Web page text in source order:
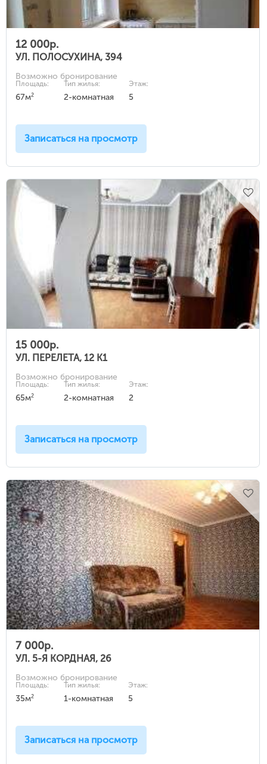
12 000р.
УЛ. ПОЛОСУХИНА, 394
Возможно бронирование
Площадь:
67м2
Тип жилья:
2-комнатная
Этаж:
5
Записаться на просмотр
15 000р.
УЛ. ПЕРЕЛЕТА, 12 К1
Возможно бронирование
Площадь:
65м2
Тип жилья:
2-комнатная
Этаж:
2
Записаться на просмотр
7 000р.
УЛ. 5-Я КОРДНАЯ, 26
Возможно бронирование
Площадь:
35м2
Тип жилья:
1-комнатная
Этаж:
5
Записаться на просмотр